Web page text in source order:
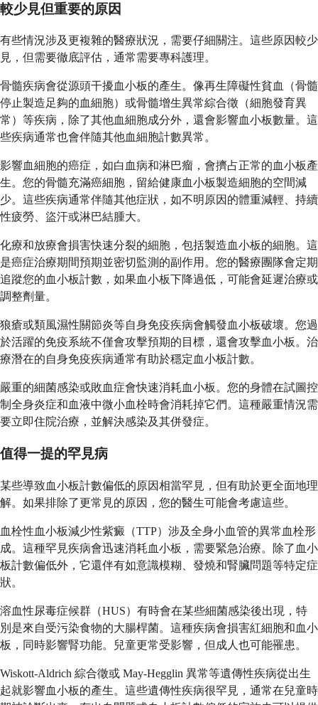
較少見但重要的原因
有些情況涉及更複雜的醫療狀況，需要仔細關注。這些原因較少
見，但需要徹底評估，通常需要專科護理。
骨髓疾病會從源頭干擾血小板的產生。像再生障礙性貧血（骨髓
停止製造足夠的血細胞）或骨髓增生異常綜合徵（細胞發育異
常）等疾病，除了其他血細胞成分外，還會影響血小板數量。這
些疾病通常也會伴隨其他血細胞計數異常。
影響血細胞的癌症，如白血病和淋巴瘤，會擠占正常的血小板產
生。您的骨髓充滿癌細胞，留給健康血小板製造細胞的空間減
少。這些疾病通常伴隨其他症狀，如不明原因的體重減輕、持續
性疲勞、盜汗或淋巴結腫大。
化療和放療會損害快速分裂的細胞，包括製造血小板的細胞。這
是癌症治療期間預期並密切監測的副作用。您的醫療團隊會定期
追蹤您的血小板計數，如果血小板下降過低，可能會延遲治療或
調整劑量。
狼瘡或類風濕性關節炎等自身免疫疾病會觸發血小板破壞。您過
於活躍的免疫系統不僅會攻擊預期的目標，還會攻擊血小板。治
療潛在的自身免疫疾病通常有助於穩定血小板計數。
嚴重的細菌感染或敗血症會快速消耗血小板。您的身體在試圖控
制全身炎症和血液中微小血栓時會消耗掉它們。這種嚴重情況需
要立即住院治療，並解決感染及其併發症。
值得一提的罕見病
某些導致血小板計數偏低的原因相當罕見，但有助於更全面地理
解。如果排除了更常見的原因，您的醫生可能會考慮這些。
血栓性血小板減少性紫癜（TTP）涉及全身小血管的異常血栓形
成。這種罕見疾病會迅速消耗血小板，需要緊急治療。除了血小
板計數偏低外，它還伴有如意識模糊、發燒和腎臟問題等特定症
狀。
溶血性尿毒症候群（HUS）有時會在某些細菌感染後出現，特
別是來自受污染食物的大腸桿菌。這種疾病會損害紅細胞和血小
板，同時影響腎功能。兒童更常受影響，但成人也可能罹患。
Wiskott-Aldrich 綜合徵或 May-Hegglin 異常等遺傳性疾病從出生
起就影響血小板的產生。這些遺傳性疾病很罕見，通常在兒童時